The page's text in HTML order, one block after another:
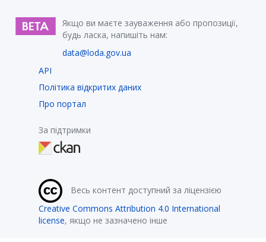
Якщо ви маєте зауваження або пропозиції,
будь ласка, напишіть нам:
data@loda.gov.ua
API
Політика відкритих даних
Про портал
За підтримки
Весь контент доступний за ліцензією
Creative Commons Attribution 4.0 International
license, якщо не зазначено інше